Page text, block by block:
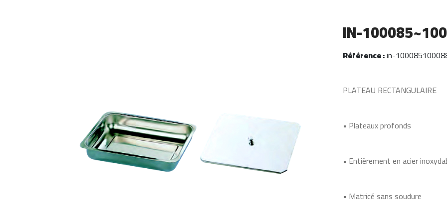
IN-
Référence :in-
PLATEAU RECTANGULAIRE
• Plateaux profonds
• Entièrement en acier
• Matricé sans soudure